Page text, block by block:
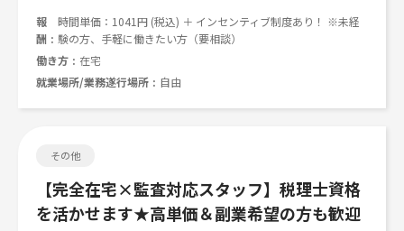
報
酬
時間単価：1041円 (税込) ＋ インセンティブ制度あり！ ※未経
験の方、手軽に働きたい方（要相談）
働き方
在宅
就業場所/業務遂行場所
自由
その他
【完全在宅×監査対応スタッフ】税理士資格
を活かせます★高単価＆副業希望の方も歓迎